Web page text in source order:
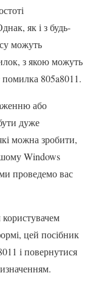
як і з будь-
можуть
з якою можуть
помилка 805a8011.
або
дуже
можна зробити,
Windows
проведемо вас
цей посібник
і повернутися